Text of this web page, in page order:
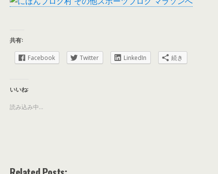
共有:
Facebook Twitter LinkedIn 続き
いいね:
読み込み中...